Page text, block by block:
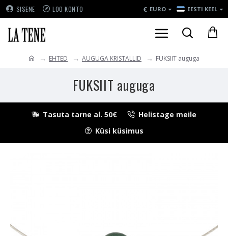
SISENE LOO KONTO € EURO EESTI KEEL
EHTED AUGUGA KRISTALLID FUKSIIT auguga
FUKSIIT auguga
Tasuta tarne al. 50€
Helistage meile
Küsi küsimus